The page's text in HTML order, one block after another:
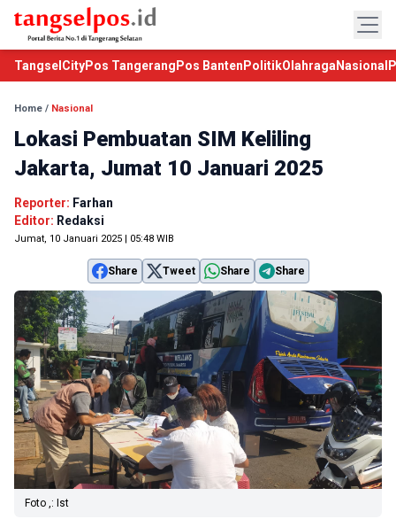
TangselCityPos Tangerang Pos Banten PolitikOlahraga Nasional
Home / Nasional
Lokasi Pembuatan SIM Keliling
Jakarta, Jumat 10 Januari 2025
Reporter: Farhan
Editor: Redaksi
Jumat, 10 Januari 2025 | 05:48 WIB
Share Tweet Share Share
Foto ,: Ist